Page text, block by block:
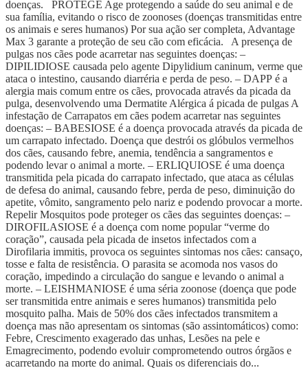
doenças. PROTEGE Age protegendo a saúde do seu animal e de
sua família, evitando o risco de zoonoses (doenças transmitidas entre
os animais e seres humanos) Por sua ação ser completa, Advantage
Max 3 garante a proteção de seu cão com eficácia. A presença de
pulgas nos cães pode acarretar nas seguintes doenças: –
DIPILIDIOSE causada pelo agente Dipylidium caninum, verme que
ataca o intestino, causando diarréria e perda de peso. – DAPP é a
alergia mais comum entre os cães, provocada através da picada da
pulga, desenvolvendo uma Dermatite Alérgica á picada de pulgas A
infestação de Carrapatos em cães podem acarretar nas seguintes
doenças: – BABESIOSE é a doença provocada através da picada de
um carrapato infectado. Doença que destrói os glóbulos vermelhos
dos cães, causando febre, anemia, tendência a sangramentos e
podendo levar o animal a morte. – ERLIQUIOSE é uma doença
transmitida pela picada do carrapato infectado, que ataca as células
de defesa do animal, causando febre, perda de peso, diminuição do
apetite, vômito, sangramento pelo nariz e podendo provocar a morte.
Repelir Mosquitos pode proteger os cães das seguintes doenças: –
DIROFILASIOSE é a doença com nome popular “verme do
coração”, causada pela picada de insetos infectados com a
Dirofilaria immitis, provoca os seguintes sintomas nos cães: cansaço,
tosse e falta de resistência. O parasita se acomoda nos vasos do
coração, impedindo a circulação do sangue e levando o animal a
morte. – LEISHMANIOSE é uma séria zoonose (doença que pode
ser transmitida entre animais e seres humanos) transmitida pelo
mosquito palha. Mais de 50% dos cães infectados transmitem a
doença mas não apresentam os sintomas (são assintomáticos) como:
Febre, Crescimento exagerado das unhas, Lesões na pele e
Emagrecimento, podendo evoluir comprometendo outros órgãos e
acarretando na morte do animal. Quais os diferenciais do...